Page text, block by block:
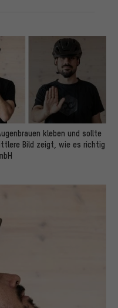
kleben und sollte
Bild zeigt, wie es richtig